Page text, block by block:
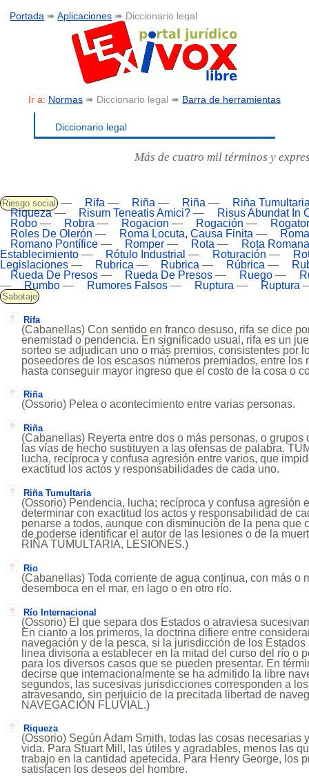
Portada ➠Aplicaciones ➠ Diccionario legal
Ir a: Normas ➠ Diccionario legal ➠ Barra de herramientas
Diccionario legal
Más de cuatro mil términos y
Riesgo social — Rifa — Riña — Riña —
Riña
Riqueza— Risum Teneatis Amici? —
Risus Abundat In
Robo — Robra — Rogacion — Rogación —
Roles De Olerón — Roma Locuta, Causa Finita —
Romano Pontífice — Romper — Rota —
Rota Romana
Establecimiento — Rótulo Industrial — Roturación —
Legislaciones — Rubrica — Rubrica — Rúbrica —
Rueda De Presos — Rueda De Presos — Ruego —
—
Rumbo — Rumores Falsos — Ruptura — Ruptura
Sabotaje
Rifa
(Cabanellas) Con sentido en franco desuso, rifa se dice
enemistad o pendencia. En significado usual, rifa es un
sorteo se adjudican uno o más premios, consistentes por
poseedores de los escasos números premiados, entre los
hasta conseguir mayor ingreso que el costo de la cosa o
Riña
(Ossorio) Pelea o acontecimiento entre varias personas.
Riña
(Cabanellas) Reyerta entre dos o más personas, o grupos
las vías de hecho sustituyen a las ofensas de palabra.
lucha, recíproca y confusa agresión entre varios, que
exactitud los actos y responsabilidades de cada uno.
Riña Tumultaria
(Ossorio) Pendencia, lucha; recíproca y confusa agresión
determinar con exactitud los actos y responsabilidad de
penarse a todos, aunque con disminución de la pena que
de poderse identificar el autor de las lesiones o de la
RIÑA TUMULTARIA, LESIONES.)
Rio
(Cabanellas) Toda corriente de agua continua, con más o
desemboca en el mar, en lago o en otro río.
Río Internacional
(Ossorio) El que separa dos Estados o atraviesa
En cianto a los primeros, la doctrina difiere entre
navegación y de la pesca, si la jurisdicción de los
linea divisoria a establecer en la mitad del curso del río o
para los diversos casos que se pueden presentar. En
decirse que internacionalmente se ha admitido la libre
segundos, las sucesivas jurisdicciones corresponden a
atravesando, sin perjuicio de la precitada libertad de
NAVEGACIÓN FLUVIAL.)
Riqueza
(Ossorio) Según Adam Smith, todas las cosas necesarias
vida. Para Stuart Mill, las útiles y agradables, menos las
trabajo en la cantidad apetecida. Para Henry George, los
satisfacen los deseos del hombre.